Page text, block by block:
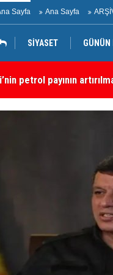
Sayfa Ana Sayfa
SİYASET GÜNÜN
petrol payının